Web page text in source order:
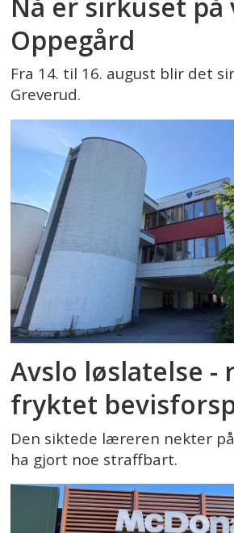
Oppegård
Fra 14. til 16. august blir det
Greverud.
Avslo løslatelse -
fryktet
Den siktede læreren nekter
ha gjort noe straffbart.